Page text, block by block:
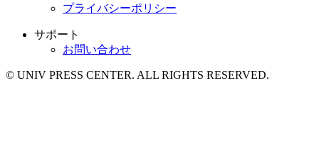
プライバシーポリシー
サポート
お問い合わせ
© UNIV PRESS CENTER. ALL RIGHTS RESERVED.